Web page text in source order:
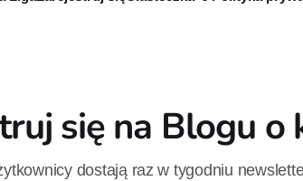
się na Blogu o
dostają raz w tygodniu